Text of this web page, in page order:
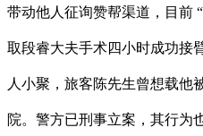
带动他人征询赞帮渠道，目前
取段睿大夫手术四小时成功接
人小聚，旅客陈先生曾想载他
院。警方已刑事立案，其行为